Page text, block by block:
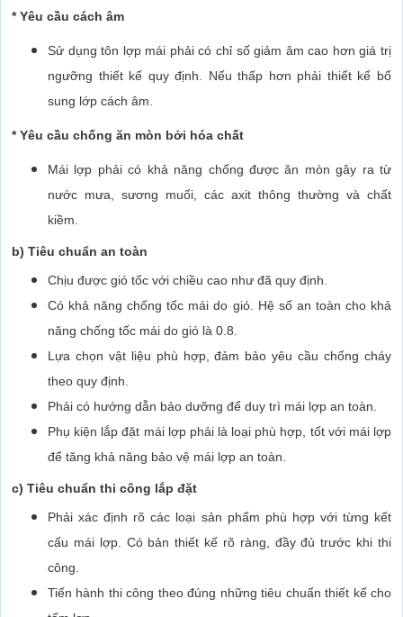
* Yêu cầu cách âm
Sử dụng tôn lợp mái phải có chỉ số giảm âm cao hơn giá trị
ngưỡng thiết kế quy định. Nếu thấp hơn phải thiết kế bổ
sung lớp cách âm.
* Yêu cầu chống ăn mòn bởi hóa chất
Mái lợp phải có khả năng chống được ăn mòn gây ra từ
nước mưa, sương muối, các axit thông thường và chất
kiềm.
b) Tiêu chuẩn an toàn
Chịu được gió tốc với chiều cao như đã quy định.
Có khả năng chống tốc mái do gió. Hệ số an toàn cho khả
năng chống tốc mái do gió là 0.8.
Lựa chọn vật liệu phù hợp, đảm bảo yêu cầu chống cháy
theo quy định.
Phải có hướng dẫn bảo dưỡng để duy trì mái lợp an toàn.
Phụ kiện lắp đặt mái lợp phải là loại phù hợp, tốt với mái lợp
để tăng khả năng bảo vệ mái lợp an toàn.
c) Tiêu chuẩn thi công lắp đặt
Phải xác định rõ các loại sản phẩm phù hợp với từng kết
cấu mái lợp. Có bản thiết kế rõ ràng, đầy đủ trước khi thi
công.
Tiến hành thi công theo đúng những tiêu chuẩn thiết kế cho